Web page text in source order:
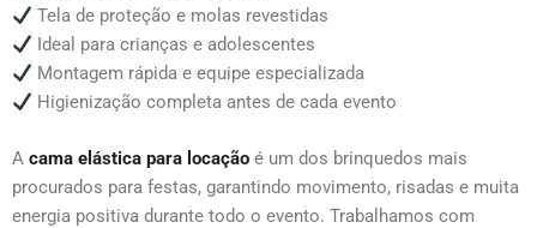
Tela de proteção e molas revestidas
Ideal para crianças e adolescentes
Montagem rápida e equipe especializada
Higienização completa antes de cada evento
A cama elástica para locação é um dos brinquedos mais
procurados para festas, garantindo movimento, risadas e muita
energia positiva durante todo o evento. Trabalhamos com